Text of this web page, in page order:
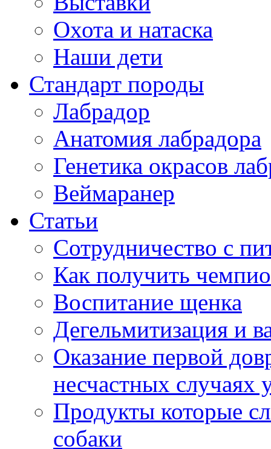
Охота и натаска
Наши дети
Стандарт породы
Лабрадор
Анатомия лабрадора
Генетика окрасов
Веймаранер
Статьи
Сотрудничество с
Как получить
Воспитание щенка
Дегельмитизация и
Оказание первой
несчастных случаях
Продукты которые
собаки